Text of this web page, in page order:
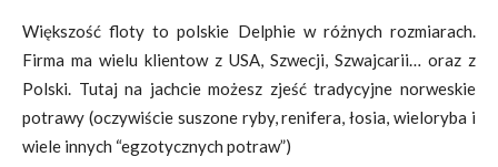
Większość floty to polskie Delphie w różnych rozmiarach.
Firma ma wielu klientow z USA, Szwecji, Szwajcarii… oraz z
Polski. Tutaj na jachcie możesz zjeść tradycyjne norweskie
potrawy (oczywiście suszone ryby, renifera, łosia, wieloryba i
wiele innych “egzotycznych potraw”)